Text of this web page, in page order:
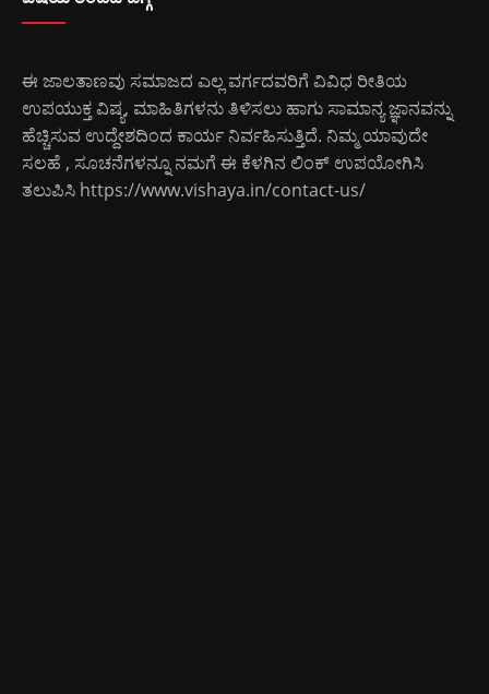
ಈ ಜಾಲತಾಣವು ಸಮಾಜದ ಎಲ್ಲ ವರ್ಗದವರಿಗೆ ವಿವಿಧ ರೀತಿಯ
ಉಪಯುಕ್ತ ವಿಷ್ಯ, ಮಾಹಿತಿಗಳನು ತಿಳಿಸಲು ಹಾಗು ಸಾಮಾನ್ಯ ಜ್ಞಾನವನ್ನು
ಹೆಚ್ಚಿಸುವ ಉದ್ದೇಶದಿಂದ ಕಾರ್ಯ ನಿರ್ವಹಿಸುತ್ತಿದೆ. ನಿಮ್ಮ ಯಾವುದೇ
ಸಲಹೆ , ಸೂಚನೆಗಳನ್ನೂ ನಮಗೆ ಈ ಕೆಳಗಿನ ಲಿಂಕ್ ಉಪಯೋಗಿಸಿ
ತಲುಪಿಸಿ https://www.vishaya.in/contact-us/